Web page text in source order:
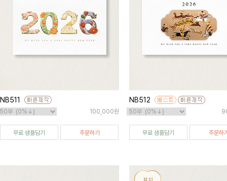
NB511
100,000원
무료 샘플담기 주문하기
NB512
무료 샘플담기 주문하